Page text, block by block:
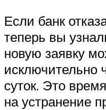
Если банк
теперь вы
новую заявку
исключительно
суток. Это
на устранение